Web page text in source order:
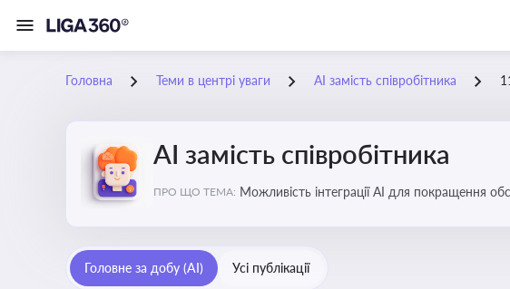
Головна Теми в центрі уваги АІ замість співробітника
АІ замість співробітника
ПРО ЩО ТЕМА: Можливість інтеграції АІ для покращення
Головне за добу (AI) Усі публікації